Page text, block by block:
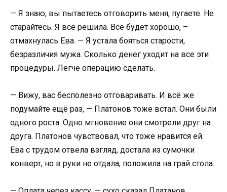
— Я знаю, вы пытаетесь отговорить меня, пугаете. Не
старайтесь. Я всё решила. Всё будет хорошо, –
отмахнулась Ева. — Я устала бояться старости,
безразличия мужа. Сколько денег уходит на все эти
процедуры. Легче операцию сделать.
— Вижу, вас бесполезно отговаривать. И всё же
подумайте ещё раз, — Платонов тоже встал. Они были
одного роста. Одно мгновение они смотрели друг на
друга. Платонов чувствовал, что тоже нравится ей.
Ева с трудом отвела взгляд, достала из сумочки
конверт, но в руки не отдала, положила на грай стола.